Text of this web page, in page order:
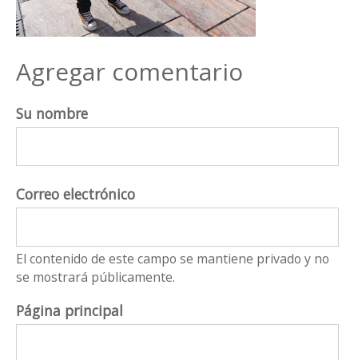
Agregar comentario
Su nombre
Correo electrónico
El contenido de este campo se mantiene privado y no
se mostrará públicamente.
Página principal